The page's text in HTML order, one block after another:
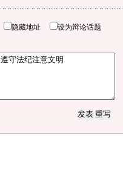
隐藏地址 设为辩论话题